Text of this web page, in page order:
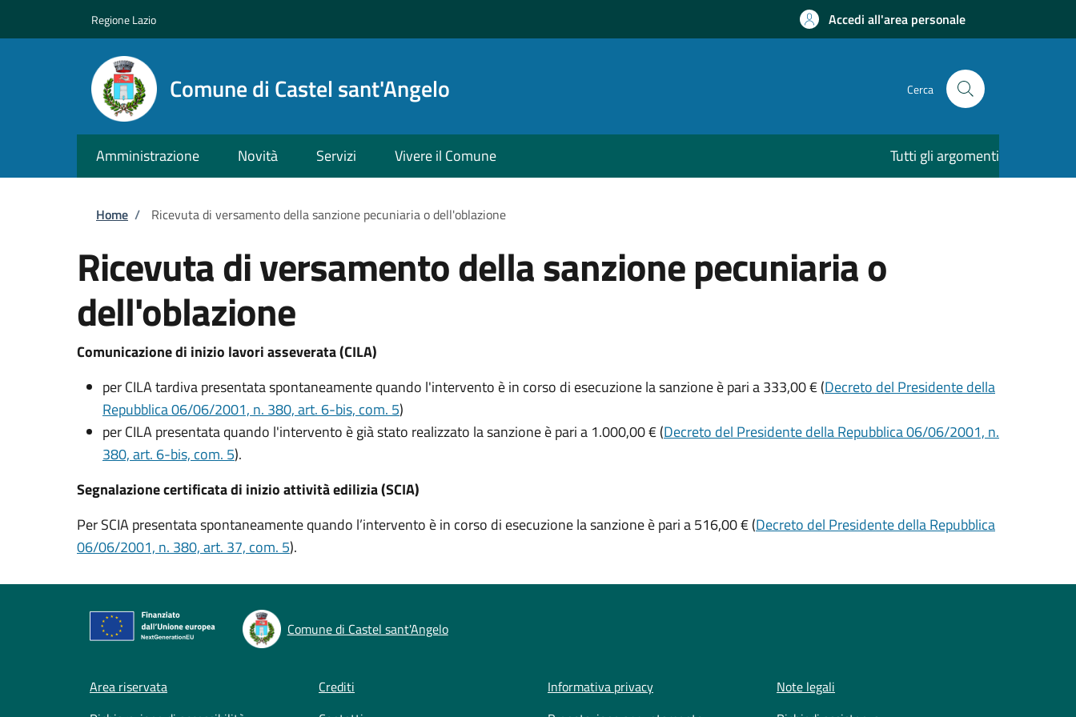
Regione Lazio Accedi all'area personale
Comune di Castel sant'Angelo Cerca
Amministrazione Novità Servizi Vivere il Comune Tutti gli argomenti
Briciole di pane
Home / Ricevuta di versamento della sanzione pecuniaria o dell'oblazione
Ricevuta di versamento della sanzione pecuniaria o
dell'oblazione
Comunicazione di inizio lavori asseverata (CILA)
per CILA tardiva presentata spontaneamente quando l'intervento è in corso di esecuzione la sanzione è pari a 333,00 € (Decreto del Presidente della
Repubblica 06/06/2001, n. 380, art. 6-bis, com. 5)
per CILA presentata quando l'intervento è già stato realizzato la sanzione è pari a 1.000,00 € (Decreto del Presidente della Repubblica 06/06/2001, n.
380, art. 6-bis, com. 5).
Segnalazione certificata di inizio attività edilizia (SCIA)
Per SCIA presentata spontaneamente quando l’intervento è in corso di esecuzione la sanzione è pari a 516,00 € (Decreto del Presidente della Repubblica
06/06/2001, n. 380, art. 37, com. 5).
Comune di Castel sant'Angelo
Footer menu
Area riservata Crediti Informativa privacy
Note legali